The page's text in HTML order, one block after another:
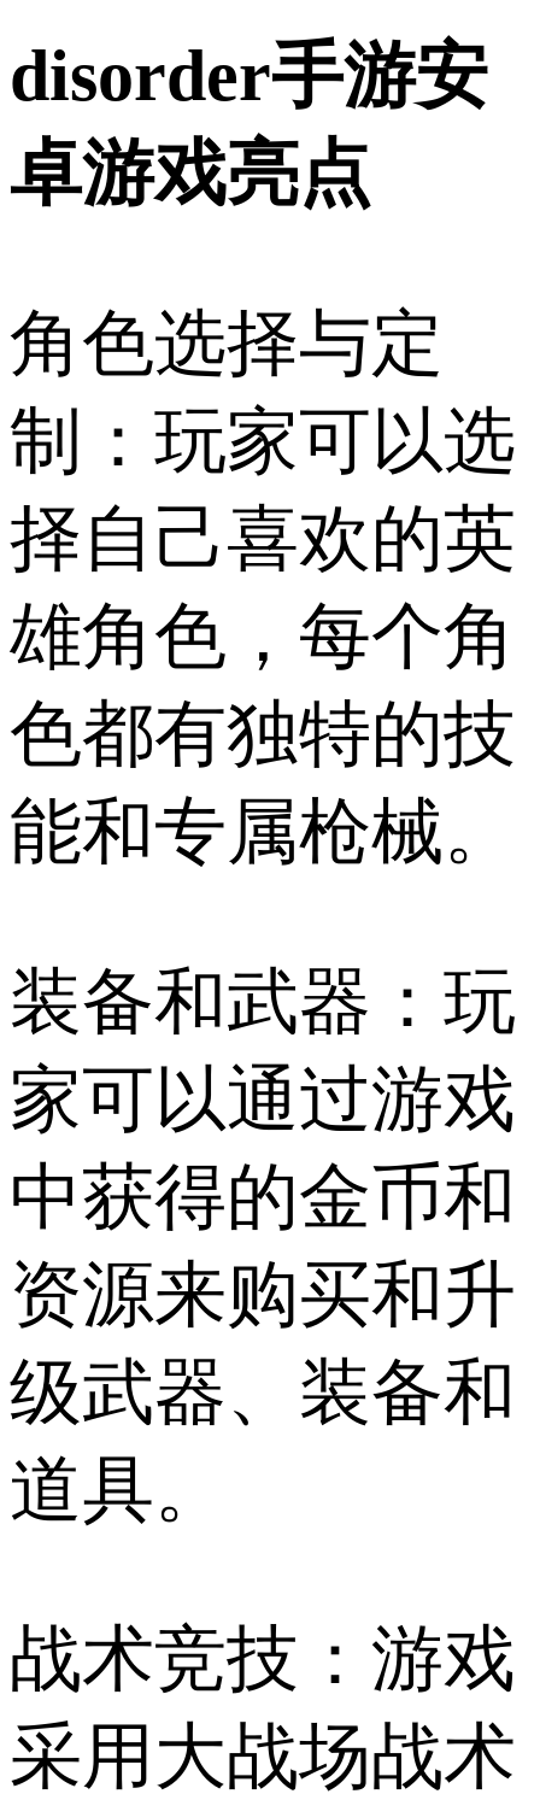
disorder手游安
卓游戏亮点
角色选择与定
制：玩家可以选
择自己喜欢的英
雄角色，每个角
色都有独特的技
能和专属枪械。
装备和武器：玩
家可以通过游戏
中获得的金币和
资源来购买和升
级武器、装备和
道具。
战术竞技：游戏
采用大战场战术